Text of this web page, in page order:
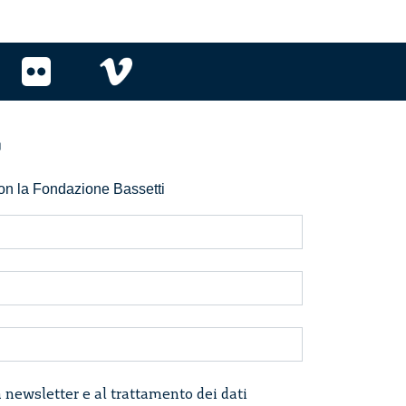
la Fondazione Bassetti
newsletter e al trattamento dei dati